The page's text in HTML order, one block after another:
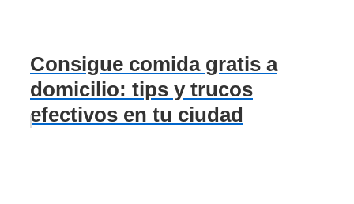
Consigue comida gratis a
domicilio: tips y trucos
efectivos en tu ciudad